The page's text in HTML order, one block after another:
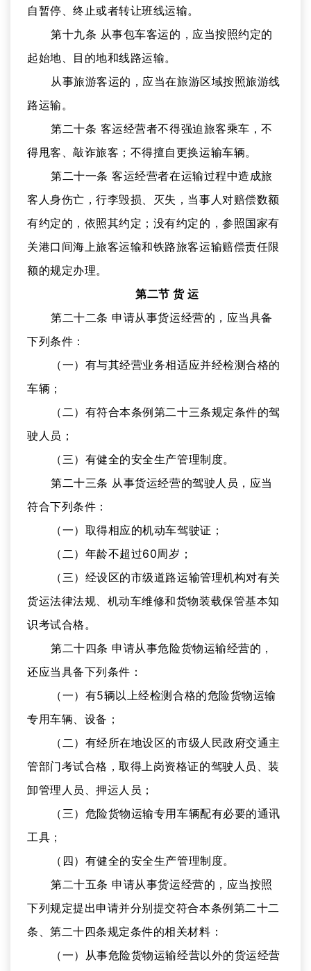
自暂停、终止或者转让班线运输。
第十九条 从事包车客运的，应当按照约定的
起始地、目的地和线路运输。
从事旅游客运的，应当在旅游区域按照旅游线
路运输。
第二十条 客运经营者不得强迫旅客乘车，不
得甩客、敲诈旅客；不得擅自更换运输车辆。
第二十一条 客运经营者在运输过程中造成旅
客人身伤亡，行李毁损、灭失，当事人对赔偿数额
有约定的，依照其约定；没有约定的，参照国家有
关港口间海上旅客运输和铁路旅客运输赔偿责任限
额的规定办理。
第二节 货 运
第二十二条 申请从事货运经营的，应当具备
下列条件：
（一）有与其经营业务相适应并经检测合格的
车辆；
（二）有符合本条例第二十三条规定条件的驾
驶人员；
（三）有健全的安全生产管理制度。
第二十三条 从事货运经营的驾驶人员，应当
符合下列条件：
（一）取得相应的机动车驾驶证；
（二）年龄不超过60周岁；
（三）经设区的市级道路运输管理机构对有关
货运法律法规、机动车维修和货物装载保管基本知
识考试合格。
第二十四条 申请从事危险货物运输经营的，
还应当具备下列条件：
（一）有5辆以上经检测合格的危险货物运输
专用车辆、设备；
（二）有经所在地设区的市级人民政府交通主
管部门考试合格，取得上岗资格证的驾驶人员、装
卸管理人员、押运人员；
（三）危险货物运输专用车辆配有必要的通讯
工具；
（四）有健全的安全生产管理制度。
第二十五条 申请从事货运经营的，应当按照
下列规定提出申请并分别提交符合本条例第二十二
条、第二十四条规定条件的相关材料：
（一）从事危险货物运输经营以外的货运经营